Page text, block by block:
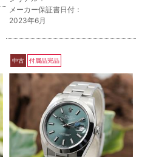
メーカー保証書日付：
2023年6月
中古 付属品完品